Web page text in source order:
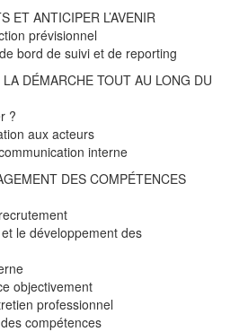
ET ANTICIPER L’AVENIR
prévisionnel
bord de suivi et de reporting
DÉMARCHE TOUT AU LONG DU
?
aux acteurs
interne
DES COMPÉTENCES
le développement des
objectivement
professionnel
compétences